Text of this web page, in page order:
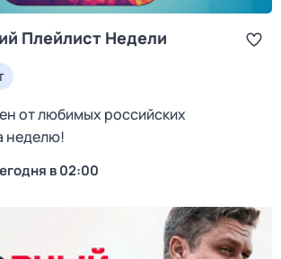
Плейлист Недели
от любимых российских
неделю!
Сегодня в 02:00